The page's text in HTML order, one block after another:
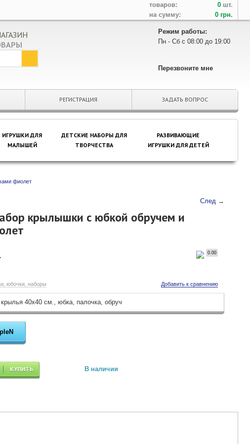
товаров: 0 шт.
на сумму:
0 грн.
Режим работы:
Пн - Сб с 08:00 до 19:00
Перезвоните мне
РЕГИСТРАЦИЯ ЗАДАТЬ ВОПРОС
ИГРУШКИ ДЛЯ
МАЛЫШЕЙ
ДЕТСКИЕ НАБОРЫ ДЛЯ
ТВОРЧЕСТВА
РАЗВИВАЮЩИЕ
ИГРУШКИ ДЛЯ ДЕТЕЙ
фиолет
След →
крылышки с юбкой обручем и
0.00
юбочки, наборы Добавить к сравнению
крылья 40х40 см., юбка, палочка, обруч
КУПИТЬ В наличии